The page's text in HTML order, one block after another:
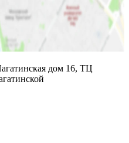
дом 16, ТЦ